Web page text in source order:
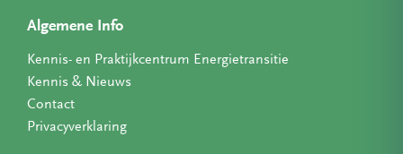
Algemene Info
Kennis- en Praktijkcentrum Energietransitie
Kennis & Nieuws
Contact
Privacyverklaring